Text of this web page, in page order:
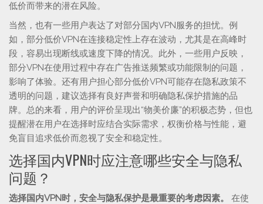
低价而带来的潜在风险。
当然，也有一些用户表达了对部分国内VPN服务的担忧。例
如，部分低价VPN在连接稳定性上存在波动，尤其是在高峰时
段，容易出现断线或速度下降的情况。此外，一些用户反映，
部分VPN在使用过程中存在广告推送频繁或功能限制的问题，
影响了体验。还有用户担心部分低价VPN可能存在隐私政策不
透明的问题，建议选择有良好声誉和明确隐私保护措施的品
牌。总的来看，用户的评价呈现出“物美价廉”的积极态势，但也
提醒潜在用户在选择时应结合实际需求，权衡价格与性能，避
免盲目追求低价而忽视了安全和稳定性。
选择国内VPN时应注意哪些安全与隐私
问题？
选择国内VPN时，安全与隐私保护是最重要的考虑因素。
在使